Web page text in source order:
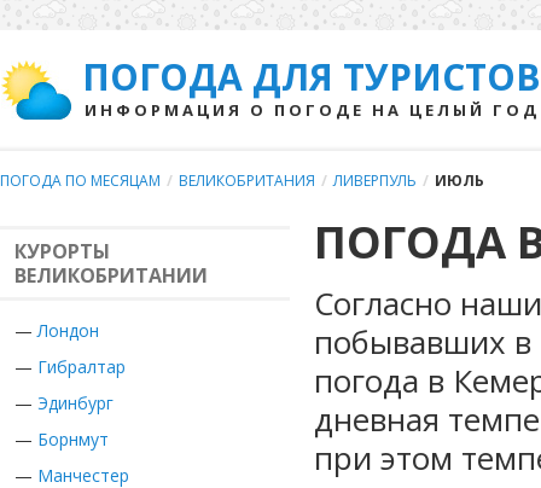
ПОГОДА ДЛЯ ТУРИСТОВ
ИНФОРМАЦИЯ О ПОГОДЕ НА ЦЕЛЫЙ ГОД
ПОГОДА ПО МЕСЯЦАМ / ВЕЛИКОБРИТАНИЯ / ЛИВЕРПУЛЬ / ИЮЛЬ
КУРОРТЫ
ВЕЛИКОБРИТАНИИ
—Лондон
— Гибралтар
— Эдинбург
— Борнмут
— Манчестер
ПОГОДА
Согласно
побывавших в
погода в
дневная
при этом